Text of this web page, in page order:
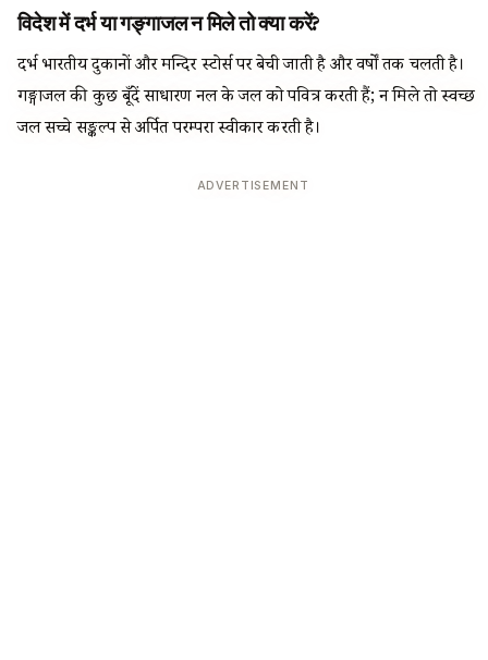
विदेश में दर्भ या गङ्गाजल न मिले तो क्या करें?
दर्भ भारतीय दुकानों और मन्दिर स्टोर्स पर बेची जाती है और वर्षों तक चलती है।
गङ्गाजल की कुछ बूँदें साधारण नल के जल को पवित्र करती हैं; न मिले तो स्वच्छ
जल सच्चे सङ्कल्प से अर्पित परम्परा स्वीकार करती है।
ADVERTISEMENT